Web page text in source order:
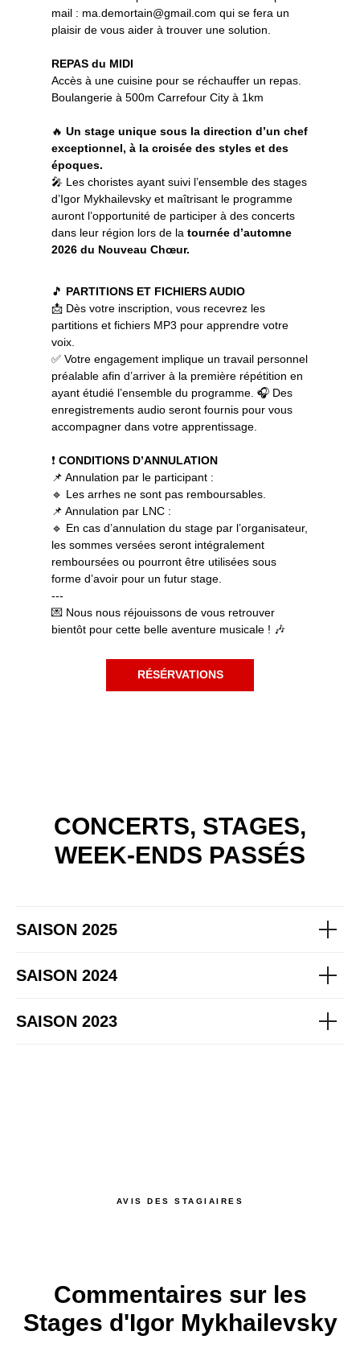
🎵 PARTITIONS ET FICHIERS AUDIO
📩 Dès votre inscription, vous recevrez les
partitions et fichiers MP3 pour apprendre votre
voix.
✅ Votre engagement implique un travail personnel
préalable afin d’arriver à la première répétition en
ayant étudié l’ensemble du programme. 🎧 Des
enregistrements audio seront fournis pour vous
accompagner dans votre apprentissage.
❗ CONDITIONS D’ANNULATION
📌 Annulation par le participant :
🔹 Les arrhes ne sont pas remboursables.
📌 Annulation par LNC :
🔹 En cas d’annulation du stage par l’organisateur,
les sommes versées seront intégralement
remboursées ou pourront être utilisées sous
forme d’avoir pour un futur stage.
---
💌 Nous nous réjouissons de vous retrouver
bientôt pour cette belle aventure musicale ! 🎶
mail : ma.demortain@gmail.com qui se fera un
plaisir de vous aider à trouver une solution.
REPAS du MIDI
Accès à une cuisine pour se réchauffer un repas.
Boulangerie à 500m Carrefour City à 1km
🔥 Un stage unique sous la direction d’un chef
exceptionnel, à la croisée des styles et des
époques.
🎤 Les choristes ayant suivi l’ensemble des stages
d’Igor Mykhailevsky et maîtrisant le programme
auront l’opportunité de participer à des concerts
dans leur région lors de la tournée d’automne
2026 du Nouveau Chœur.
RÉSÉRVATIONS
CONCERTS, STAGES,
WEEK-ENDS PASSÉS
SAISON 2025
SAISON 2024
SAISON 2023
AVIS DES STAGIAIRES
Commentaires sur les
Stages d'Igor Mykhailevsky